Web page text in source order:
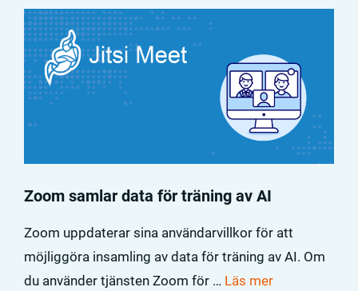
Zoom samlar data för träning av AI
Zoom uppdaterar sina användarvillkor för att
möjliggöra insamling av data för träning av AI. Om
du använder tjänsten Zoom för … Läs mer